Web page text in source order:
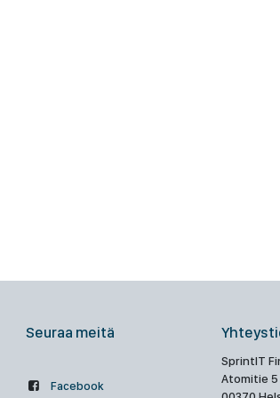
Seuraa meitä
Facebook
SprintIT
Atomitie 5